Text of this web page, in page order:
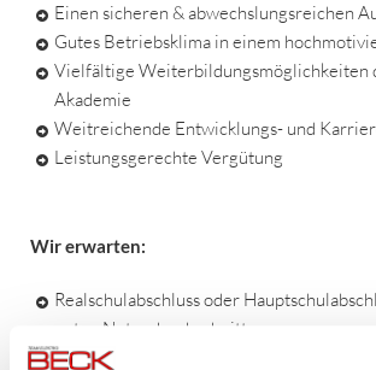
Einen sicheren & abwechslungsreichen
Gutes Betriebsklima in einem
Vielfältige Weiterbildungsmöglichkeiten
Akademie
Weitreichende Entwicklungs- und
Leistungsgerechte Vergütung
Wir erwarten:
Realschulabschluss oder
guten Notendurchschnitt
Affinität zu innovativen, technischen